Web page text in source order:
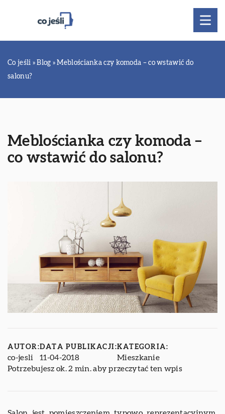
Co jeśli »Blog »Meblościanka czy komoda – co wstawić do
salonu?
Meblościanka czy komoda –
co wstawić do salonu?
AUTOR:
co-jesli
DATA PUBLIKACJI:
11-04-2018
KATEGORIA:
Mieszkanie
Potrzebujesz ok. 2 min. aby przeczytać ten wpis